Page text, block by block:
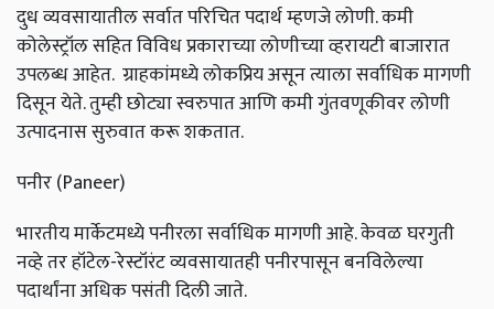
दुध व्यवसायातील सर्वात परिचित पदार्थ म्हणजे लोणी. कमी
कोलेस्ट्रॉल सहित विविध प्रकाराच्या लोणीच्या व्हरायटी बाजारात
उपलब्ध आहेत. ग्राहकांमध्ये लोकप्रिय असून त्याला सर्वाधिक मागणी
दिसून येते. तुम्ही छोट्या स्वरुपात आणि कमी गुंतवणूकीवर लोणी
उत्पादनास सुरुवात करू शकतात.
पनीर(Paneer)
भारतीय मार्केटमध्ये पनीरला सर्वाधिक मागणी आहे. केवळ घरगुती
नव्हे तर हॉटेल-रेस्टॉरंट व्यवसायातही पनीरपासून बनविलेल्या
पदार्थांना अधिक पसंती दिली जाते.